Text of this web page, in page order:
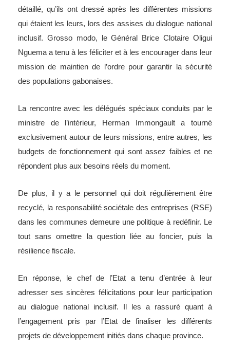
détaillé, qu’ils ont dressé après les différentes missions
qui étaient les leurs, lors des assises du dialogue national
inclusif. Grosso modo, le Général Brice Clotaire Oligui
Nguema a tenu à les féliciter et à les encourager dans leur
mission de maintien de l’ordre pour garantir la sécurité
des populations gabonaises.
La rencontre avec les délégués spéciaux conduits par le
ministre de l’intérieur, Herman Immongault a tourné
exclusivement autour de leurs missions, entre autres, les
budgets de fonctionnement qui sont assez faibles et ne
répondent plus aux besoins réels du moment.
De plus, il y a le personnel qui doit régulièrement être
recyclé, la responsabilité sociétale des entreprises (RSE)
dans les communes demeure une politique à redéfinir. Le
tout sans omettre la question liée au foncier, puis la
résilience fiscale.
En réponse, le chef de l’Etat a tenu d’entrée à leur
adresser ses sincères félicitations pour leur participation
au dialogue national inclusif. Il les a rassuré quant à
l’engagement pris par l’Etat de finaliser les différents
projets de développement initiés dans chaque province.